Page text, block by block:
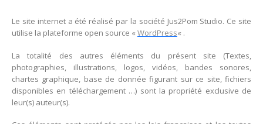
Le site internet a été réalisé par la société Jus2Pom Studio. Ce site
utilise la plateforme open source « WordPress« .
La totalité des autres éléments du présent site (Textes,
photographies, illustrations, logos, vidéos, bandes sonores,
chartes graphique, base de donnée figurant sur ce site, fichiers
disponibles en téléchargement …) sont la propriété exclusive de
leur(s) auteur(s).